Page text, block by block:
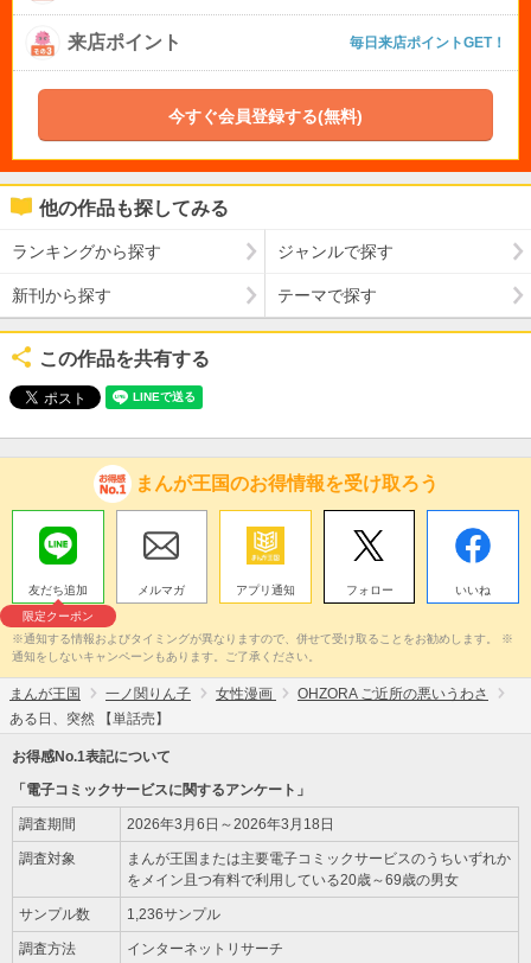
来店ポイント 毎日来店ポイントGET！
今すぐ会員登録する(無料)
他の作品も探してみる
ランキングから探す ジャンルで探す
新刊から探す テーマで探す
この作品を共有する
まんが王国のお得情報を受け取ろう
友だち追加
限定クーポン
メルマガ アプリ通知 フォロー いいね
※通知する情報およびタイミングが異なりますので、併せて受け取ることをお勧めします。 ※
通知をしないキャンペーンもあります。ご了承ください。
まんが王国 一ノ関りん子 女性漫画
OHZORA ご近所の悪いうわさ
ある日、突然 【単話売】
お得感No.1表記について
「電子コミックサービスに関するアンケート」
調査期間 2026年3月6日～2026年3月18日
調査対象
まんが王国または主要電子コミックサービスのうちいずれか
をメイン且つ有料で利用している20歳～69歳の男女
サンプル数 1,236サンプル
調査方法 インターネットリサーチ